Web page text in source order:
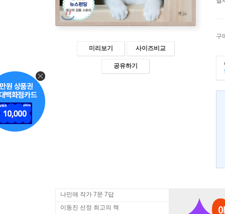
미리보기 사이즈비교
공유하기
구
나민애 작가 7문 7답
이동진 선정 최고의 책